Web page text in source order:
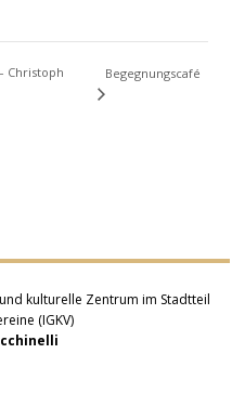
Christoph
Begegnungscafé
kulturelle Zentrum im Stadtteil
(IGKV)